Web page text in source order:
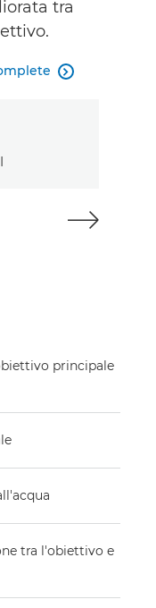
tra

principale
tra l'obiettivo e